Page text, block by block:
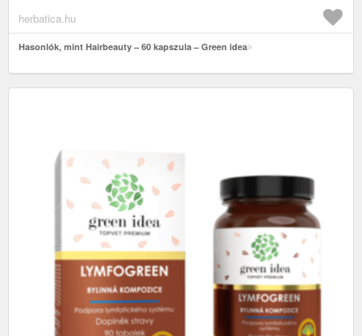
herbatica.hu
Hasonlók, mint Hairbeauty – 60 kapszula – Green idea